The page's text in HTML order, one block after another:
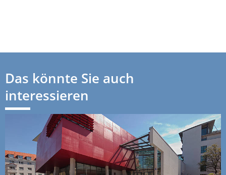
Das könnte Sie auch
interessieren